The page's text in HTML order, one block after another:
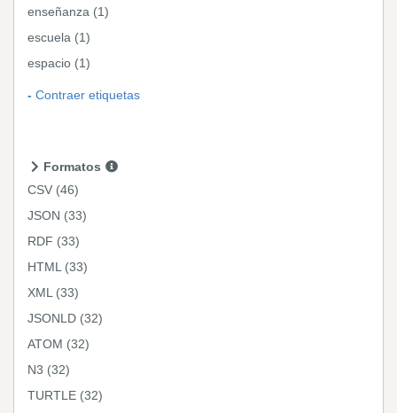
enseñanza (1)
escuela (1)
espacio (1)
Contraer etiquetas
Formatos
CSV (46)
JSON (33)
RDF (33)
HTML (33)
XML (33)
JSONLD (32)
ATOM (32)
N3 (32)
TURTLE (32)